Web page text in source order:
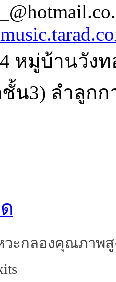
หมู่บ้านวัง
ชั้น3) ลำลูก
วะกลองคุณภาพ